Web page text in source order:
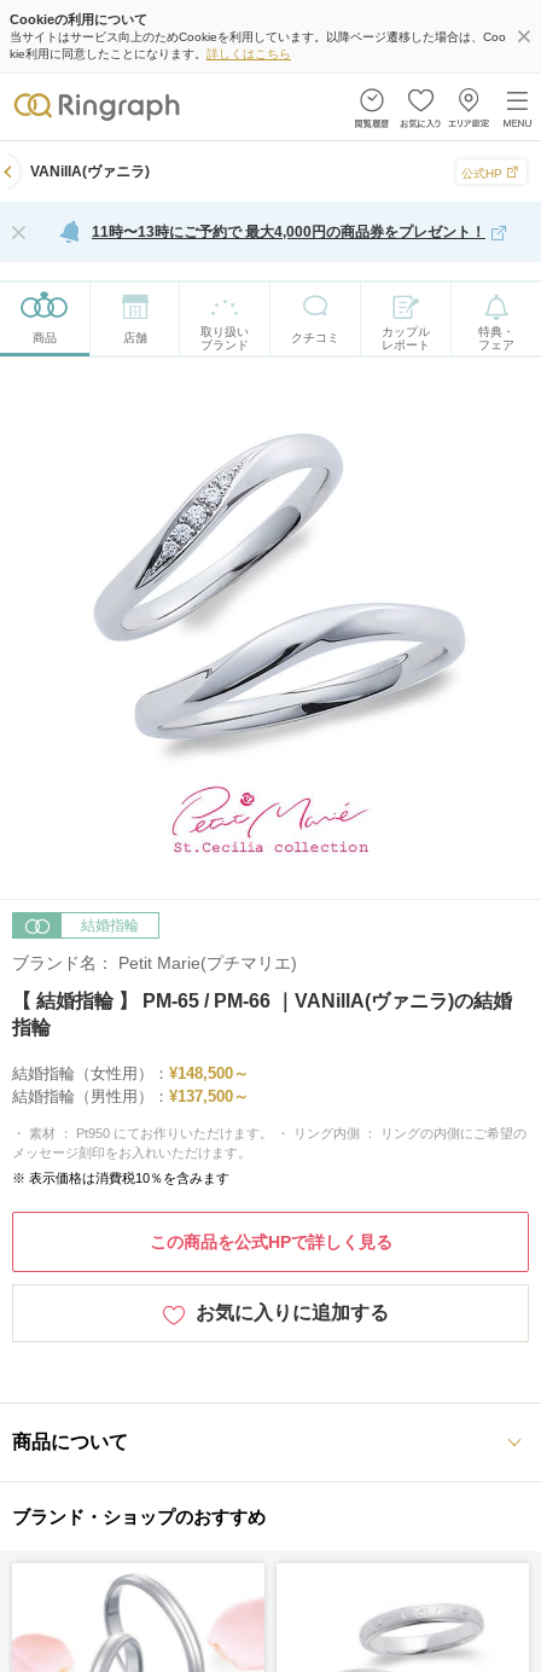
Cookieの利用について
当サイトはサービス向上のためCookieを利用しています。以降ページ遷移した場合は、Coo
kie利用に同意したことになります。 詳しくはこちら
VANillA(ヴァニラ) 公式HP
11時〜13時にご予約で 最大4,000円の商品券をプレゼント！
商品 店舗
取り扱い
ブランド
クチコミ
カップル
レポート
特典・
フェア
結婚指輪
ブランド名： Petit Marie(プチマリエ)
【 結婚指輪 】 PM-65 / PM-66 ｜VANillA(ヴァニラ)の結婚
指輪
結婚指輪（女性用）： ¥148,500～
結婚指輪（男性用）： ¥137,500～
・ 素材 ： Pt950 にてお作りいただけます。 ・ リング内側 ： リングの内側にご希望の
メッセージ刻印をお入れいただけます。
※ 表示価格は消費税10％を含みます
この商品を公式HPで詳しく見る
お気に入りに追加する
商品について
ブランド・ショップのおすすめ